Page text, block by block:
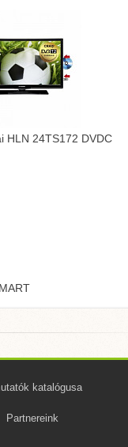
HLN 24TS172 DVDC
katalógusa
Partnereink